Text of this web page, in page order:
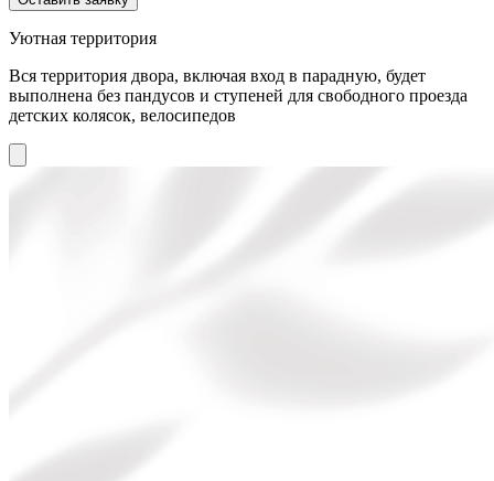
Уютная территория
Вся территория двора, включая вход в парадную, будет
выполнена без пандусов и ступеней для свободного проезда
детских колясок, велосипедов